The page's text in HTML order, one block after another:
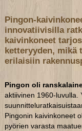
Pingon-
innovatiivisilla
kaivinkoneet
ketteryyden, mikä
erilaisiin
Pingon oli
aktiivinen 1960-luvulla.
Pingonin kaivinkoneet
pyörien varasta